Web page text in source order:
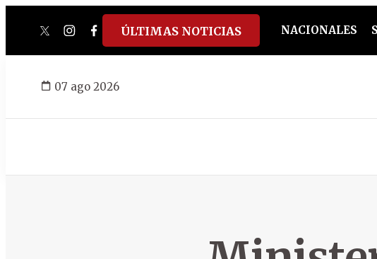
twitterinstagram
facebook
tiktokyoutube
spotify
ÚLTIMAS NOTICIAS NACIONALES
07 ago 2026